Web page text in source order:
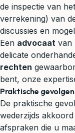
de inspectie van
verrekening) van
discussies en
Een advocaat van
delicate
rechten
bent, onze
Praktische gevolgen
De praktische
wederzijds
afspraken die u